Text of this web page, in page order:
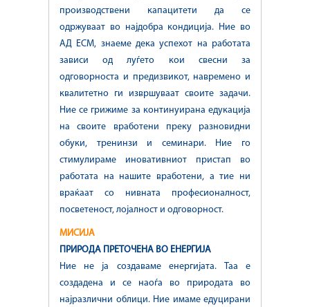
производствени капацитети да се
одржуваат во најдобра кондиција. Ние во
АД ЕСМ, знаеме дека успехот на работата
зависи од луѓето кои свесни за
одговорноста и предизвикот, навремено и
квалитетно ги извршуваат своите задачи.
Ние се грижиме за континуирана едукација
на своите вработени преку разновидни
обуки, тренинзи и семинари. Ние го
стимулираме иновативниот пристап во
работата на нашите вработени, а тие ни
враќаат со нивната професионалност,
посветеност, лојалност и одговорност.
МИСИЈА
ПРИРОДА ПРЕТОЧЕНА ВО ЕНЕРГИЈА
Ние не ја создаваме енергијата. Таа е
создадена и се наоѓа во природата во
најразлични облици. Ние имаме едуцирани